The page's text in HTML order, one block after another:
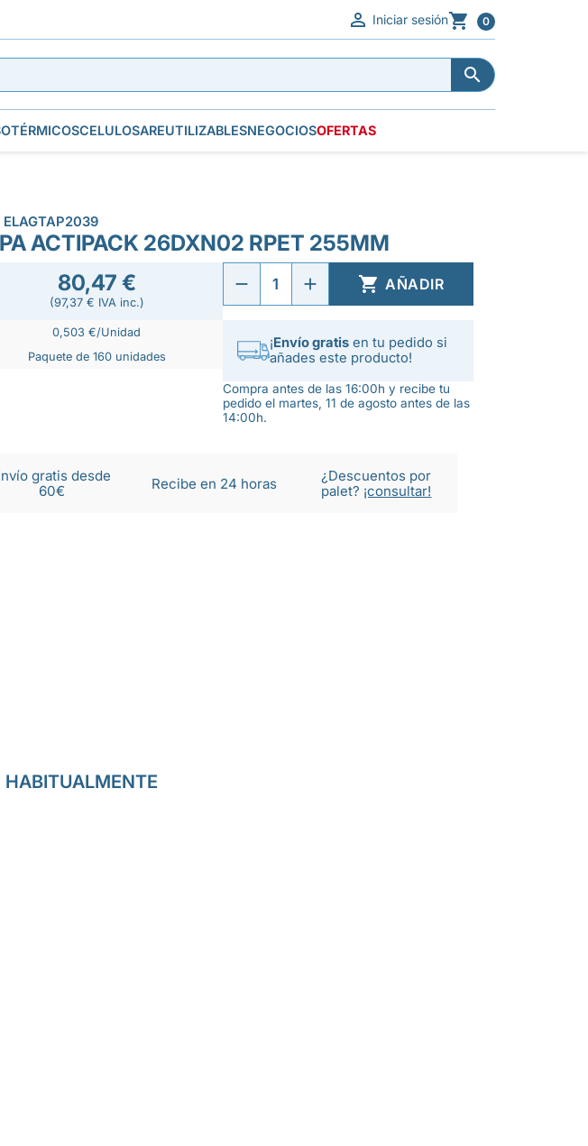
 Iniciar sesión 0


CELULOSAREUTILIZABLESNEGOCIOSOFERTAS
ELAGTAP2039
ACTIPACK 26DXN02 RPET 255MM
80,47 €
(97,37 € IVA inc.)
0,503 €/Unidad
Paquete de 160 unidades
 AÑADIR
¡Envío gratisen tu pedido si
añades este producto!
Compra antes de las 16:00h y recibe tu
pedido el martes, 11 de agosto antes de las
14:00h.
gratis desde
60€
Recibe en 24 horas
¿Descuentos por
palet? ¡consultar!